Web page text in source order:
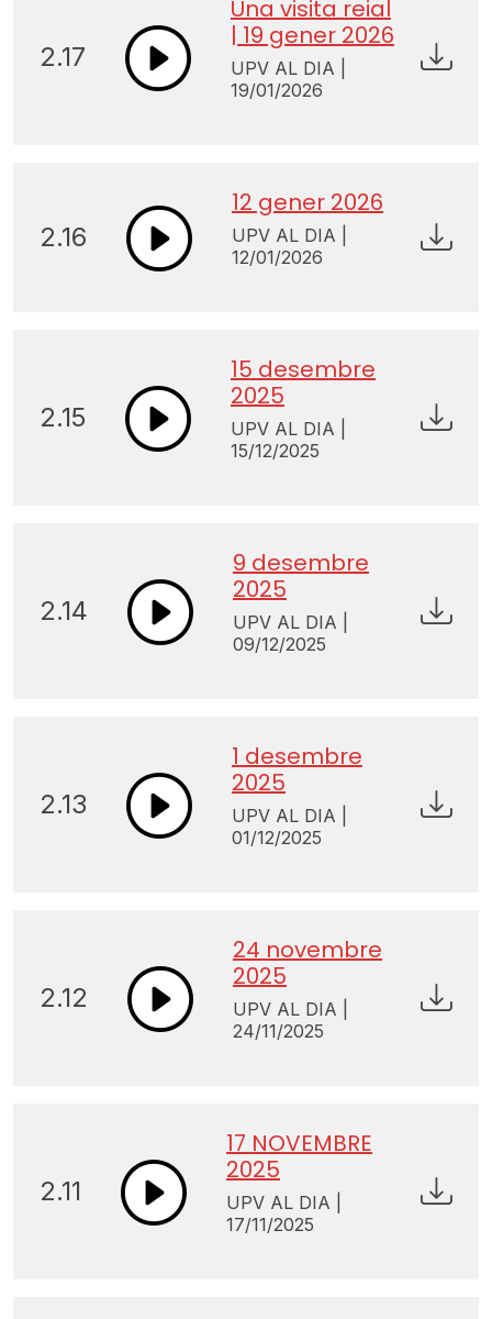
2.17
Una visita reial
| 19 gener 2026
UPV AL DIA |
19/01/2026
2.16
12 gener 2026
UPV AL DIA |
12/01/2026
2.15
15 desembre
2025
UPV AL DIA |
15/12/2025
2.14
9 desembre
2025
UPV AL DIA |
09/12/2025
2.13
1 desembre
2025
UPV AL DIA |
01/12/2025
2.12
24 novembre
2025
UPV AL DIA |
24/11/2025
2.11
17 NOVEMBRE
2025
UPV AL DIA |
17/11/2025